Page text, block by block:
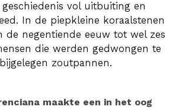
vol uitbuiting en
In de piepkleine koraalstenen
de negentiende eeuw tot wel zes
die werden gedwongen te
zoutpannen.
maakte een in het oog